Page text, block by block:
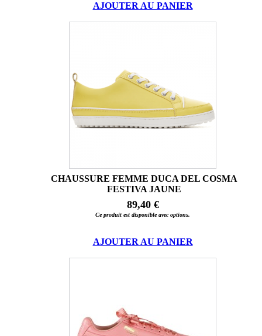
AJOUTER AU PANIER
CHAUSSURE FEMME DUCA DEL COSMA
FESTIVA JAUNE
89,40 €
Ce produit est disponible avec options.
AJOUTER AU PANIER